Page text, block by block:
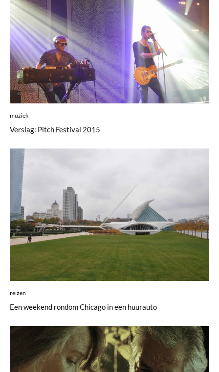
muziek
Verslag: Pitch Festival 2015
reizen
Een weekend rondom Chicago in een huurauto